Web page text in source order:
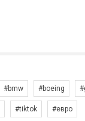
#bmw #boeing
#tiktok #евро